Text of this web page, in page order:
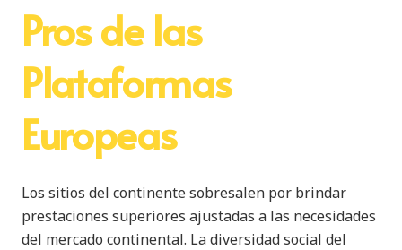
Pros de las
Plataformas
Europeas
Los sitios del continente sobresalen por brindar
prestaciones superiores ajustadas a las necesidades
del mercado continental. La diversidad social del